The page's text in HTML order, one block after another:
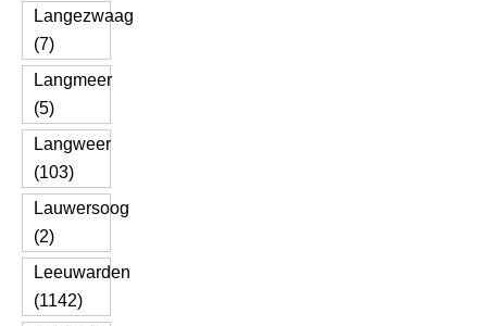
Langezwaag
(7)
Langmeer
(5)
Langweer
(103)
Lauwersoog
(2)
Leeuwarden
(1142)